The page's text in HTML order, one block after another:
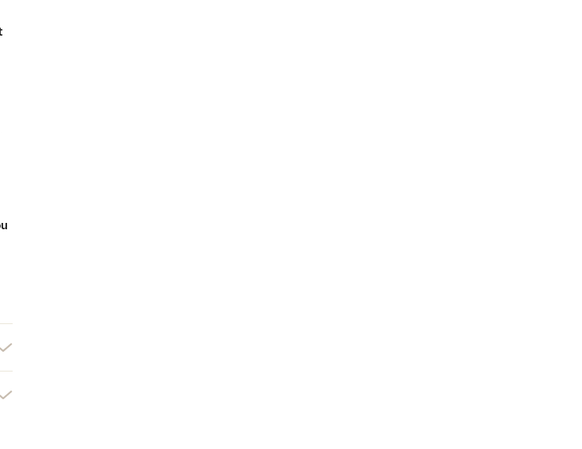
des produits à votre liste d'envies.